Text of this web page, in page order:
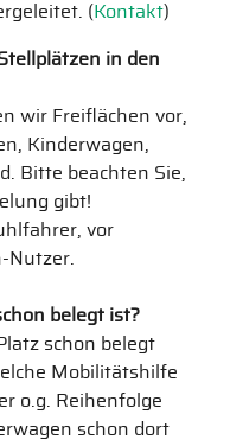
( Kontakt)
in den
wir Freiflächen vor,
Kinderwagen,
Bitte beachten Sie,
gibt!
vor
Nutzer.
belegt ist?
schon belegt
Mobilitätshilfe
o.g. Reihenfolge
schon dort